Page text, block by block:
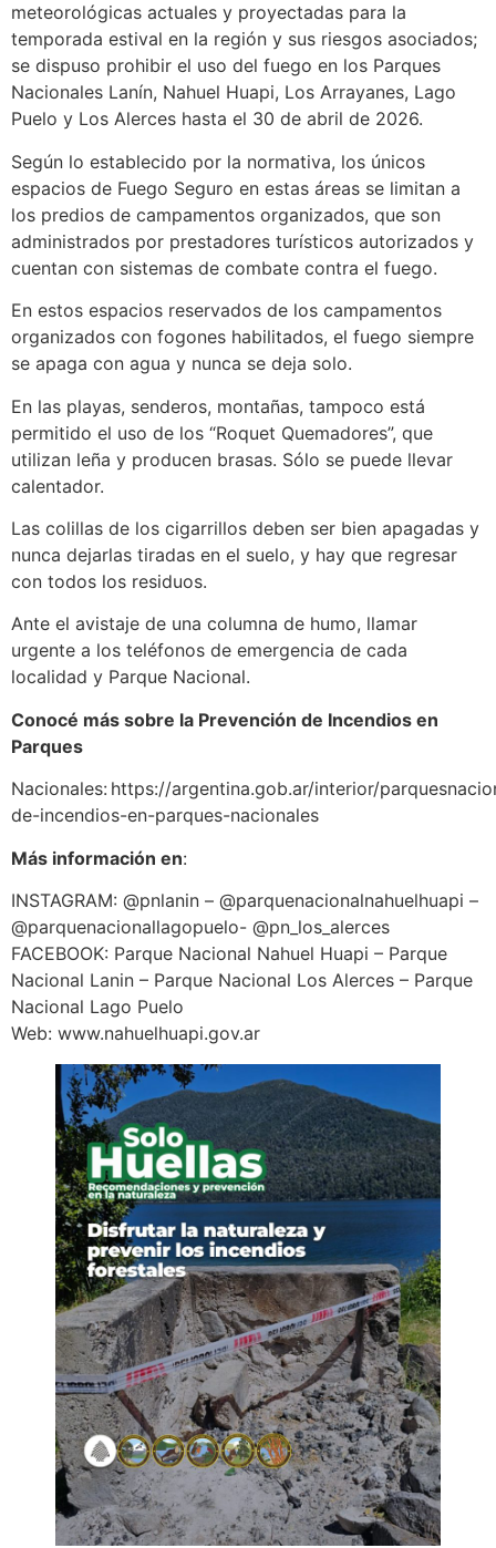
meteorológicas actuales y proyectadas para la
temporada estival en la región y sus riesgos asociados;
se dispuso prohibir el uso del fuego en los Parques
Nacionales Lanín, Nahuel Huapi, Los Arrayanes, Lago
Puelo y Los Alerces hasta el 30 de abril de 2026.
Según lo establecido por la normativa, los únicos
espacios de Fuego Seguro en estas áreas se limitan a
los predios de campamentos organizados, que son
administrados por prestadores turísticos autorizados y
cuentan con sistemas de combate contra el fuego.
En estos espacios reservados de los campamentos
organizados con fogones habilitados, el fuego siempre
se apaga con agua y nunca se deja solo.
En las playas, senderos, montañas, tampoco está
permitido el uso de los “Roquet Quemadores”, que
utilizan leña y producen brasas. Sólo se puede llevar
calentador.
Las colillas de los cigarrillos deben ser bien apagadas y
nunca dejarlas tiradas en el suelo, y hay que regresar
con todos los residuos.
Ante el avistaje de una columna de humo, llamar
urgente a los teléfonos de emergencia de cada
localidad y Parque Nacional.
Conocé más sobre la Prevención de Incendios en
Parques
Nacionales: https://argentina.gob.ar/interior/
de-incendios-en-parques-nacionales
Más información en:
INSTAGRAM: @pnlanin – @parquenacionalnahuelhuapi –
@parquenacionallagopuelo- @pn_los_alerces
FACEBOOK: Parque Nacional Nahuel Huapi – Parque
Nacional Lanin – Parque Nacional Los Alerces – Parque
Nacional Lago Puelo
Web: www.nahuelhuapi.gov.ar